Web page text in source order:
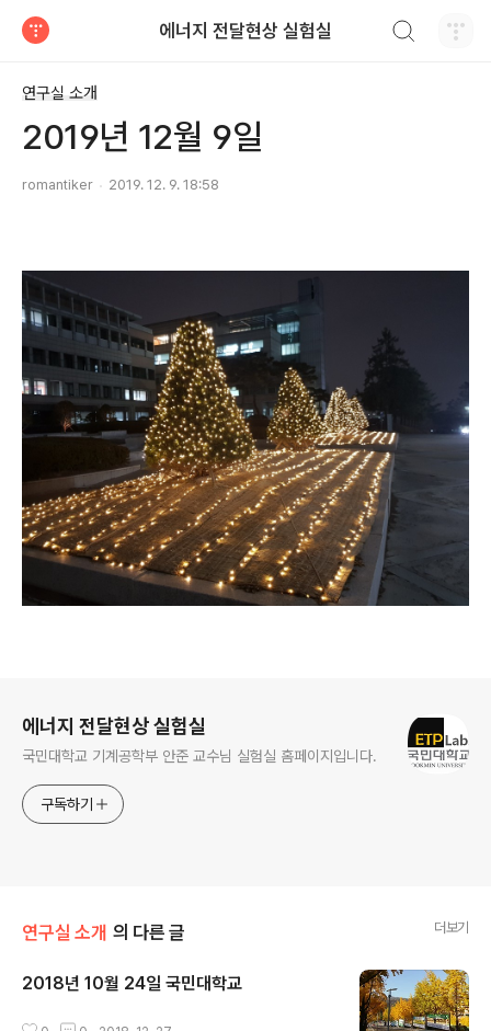
에너지 전달현상 실험실
연구실 소개
2019년 12월 9일
romantiker 2019. 12. 9. 18:58
에너지 전달현상 실험실
국민대학교 기계공학부 안준 교수님 실험실 홈페이지입니다.
구독하기
연구실 소개 의 다른 글 더보기
2018년 10월 24일 국민대학교